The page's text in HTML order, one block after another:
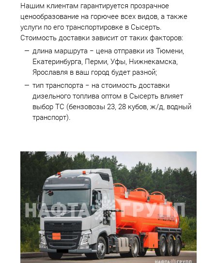
Нашим клиентам гарантируется прозрачное
ценообразование на горючее всех видов, а также
услуги по его транспортировке в Сысерть.
Стоимость доставки зависит от таких факторов:
длина маршрута − цена отправки из Тюмени,
Екатеринбурга, Перми, Уфы, Нижнекамска,
Ярославля в ваш город будет разной;
тип транспорта − на стоимость доставки
дизельного топлива оптом в Сысерть влияет
выбор ТС (бензовозы 23, 28 кубов, ж/д, водный
транспорт).